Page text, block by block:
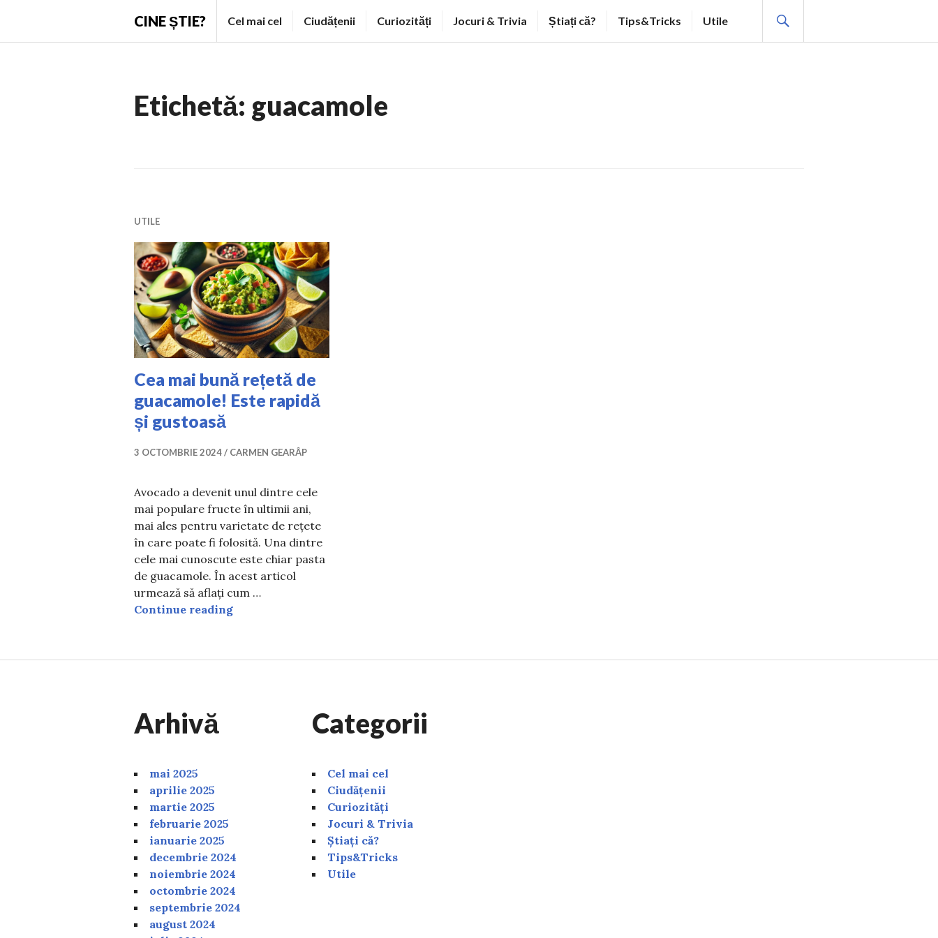
CINE ȘTIE? Cel mai cel Ciudățenii Curiozități Jocuri & Trivia Știați că? Tips&Tricks Utile
Etichetă: guacamole
UTILE
Cea mai bună rețetă de
guacamole! Este rapidă
și gustoasă
3 OCTOMBRIE 2024 CARMEN GEARÂP
Avocado a devenit unul dintre cele
mai populare fructe în ultimii ani,
mai ales pentru varietate de rețete
în care poate fi folosită. Una dintre
cele mai cunoscute este chiar pasta
de guacamole. În acest articol
urmează să aflați cum …
Continue readingCea mai bună rețetă de guacamole! Este rapidă și gustoasă
Arhivă
mai 2025
aprilie 2025
martie 2025
februarie 2025
ianuarie 2025
decembrie 2024
noiembrie 2024
octombrie 2024
septembrie 2024
august 2024
Categorii
Cel mai cel
Ciudățenii
Curiozități
Jocuri & Trivia
Știați că?
Tips&Tricks
Utile